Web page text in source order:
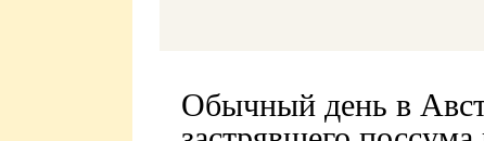
Обычный день в